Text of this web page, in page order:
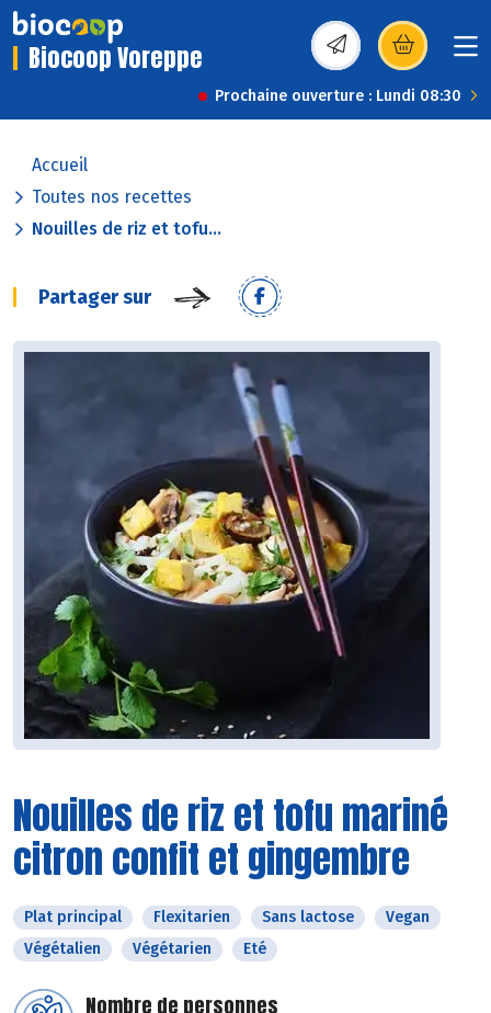
Biocoop Voreppe (s’ouvre dans une
Prochaine ouverture : Lundi 08:30
Accueil
Toutes nos recettes
Nouilles de riz et tofu...
Partager sur
Nouilles de riz et tofu mariné
citron confit et gingembre
Plat principal Flexitarien Sans lactose
Vegan
Végétalien
Végétarien Eté
Nombre de personnes